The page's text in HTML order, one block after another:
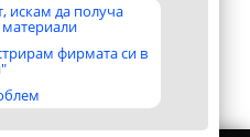
искам да получа
фирмата си в